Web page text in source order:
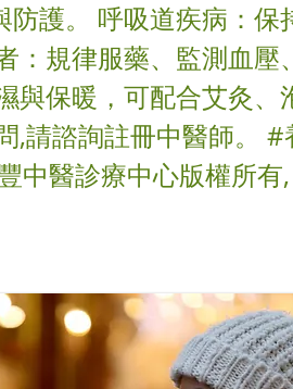
護。 呼吸道疾病：保
：規律服藥、監測血壓
與保暖，可配合艾灸、
,請諮詢註冊中醫師。 #
中醫診療中心版權所有